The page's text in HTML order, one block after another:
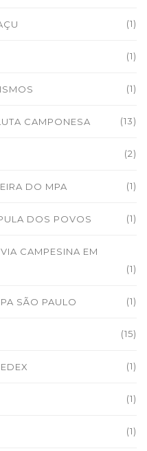
(1)
(1)
(1)
CAMPONESA (13)
(2)
DO MPA (1)
DOS POVOS (1)
CAMPESINA EM
(1)
SÃO PAULO (1)
(15)
(1)
(1)
(1)